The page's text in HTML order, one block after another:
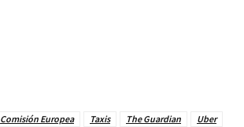
Comisión Europea Taxis The Guardian Uber